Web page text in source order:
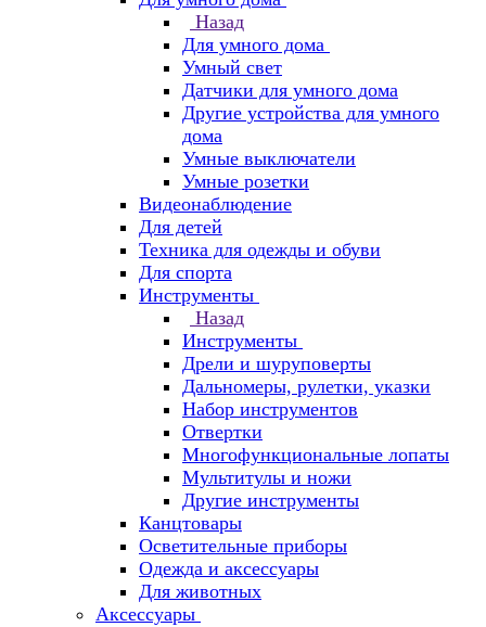
Назад
Для умного дома
Умный свет
Датчики для умного дома
Другие устройства для умного
дома
Умные выключатели
Умные розетки
Видеонаблюдение
Для детей
Техника для одежды и обуви
Для спорта
Инструменты
Назад
Инструменты
Дрели и шуруповерты
Дальномеры, рулетки, указки
Набор инструментов
Отвертки
Многофункциональные лопаты
Мультитулы и ножи
Другие инструменты
Канцтовары
Осветительные приборы
Одежда и аксессуары
Для животных
Аксессуары